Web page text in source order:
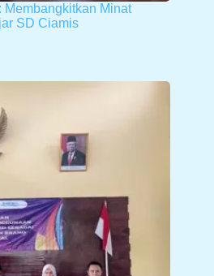
Membangkitkan Minat
SD Ciamis